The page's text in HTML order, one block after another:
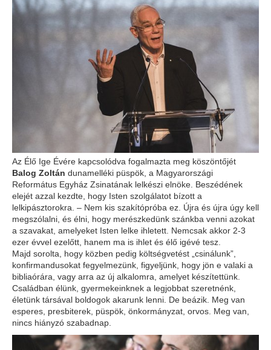
Az Élő Ige Évére kapcsolódva fogalmazta meg köszöntőjét
Balog Zoltán dunamelléki püspök, a Magyarországi
Református Egyház Zsinatának lelkészi elnöke. Beszédének
elejét azzal kezdte, hogy Isten szolgálatot bízott a
lelkipásztorokra. – Nem kis szakítópróba ez. Újra és újra úgy kell
megszólalni, és élni, hogy merészkedünk szánkba venni azokat
a szavakat, amelyeket Isten lelke ihletett. Nemcsak akkor 2-3
ezer évvel ezelőtt, hanem ma is ihlet és élő igévé tesz.
Majd sorolta, hogy közben pedig költségvetést „csinálunk”,
konfirmandusokat fegyelmezünk, figyeljünk, hogy jön e valaki a
bibliaórára, vagy arra az új alkalomra, amelyet készítettünk.
Családban élünk, gyermekeinknek a legjobbat szeretnénk,
életünk társával boldogok akarunk lenni. De beázik. Meg van
esperes, presbiterek, püspök, önkormányzat, orvos. Meg van,
nincs hiányzó szabadnap.